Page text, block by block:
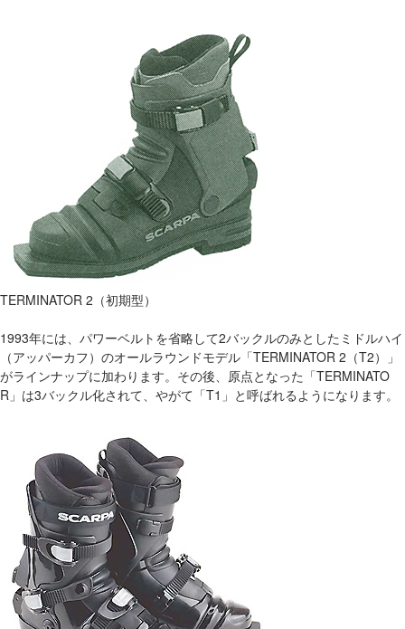
TERMINATOR 2（初期型）
1993年には、パワーベルトを省略して2バックルのみとしたミドルハイ
（アッパーカフ）のオールラウンドモデル「TERMINATOR 2（T2）」
がラインナップに加わります。その後、原点となった「TERMINATO
R」は3バックル化されて、やがて「T1」と呼ばれるようになります。